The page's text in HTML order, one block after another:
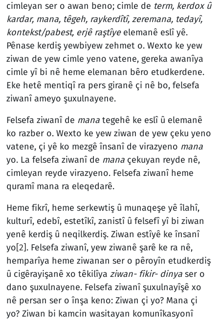
cimleyan ser o awan beno; cimle de term, kerdox û
kardar, mana, têgeh, raykerdîtî, zeremana, tedayî,
kontekst/pabest, erjê raştîye elemanê eslî yê.
Pênase kerdiş yewbiyew zehmet o. Wexto ke yew
ziwan de yew cimle yeno vatene, gereka awanîya
cimle yî bi nê heme elemanan bêro etudkerdene.
Eke hetê mentiqî ra pers giranê çi nê bo, felsefa
ziwanî ameyo şuxulnayene.
Felsefa ziwanî de manategehê ke eslî û elemanê
ko razber o. Wexto ke yew ziwan de yew çeku yeno
vatene, çi yê ko mezgê însanî de virazyeno mana
yo. La felsefa ziwanî de mana çekuyan reyde nê,
cimleyan reyde virazyeno. Felsefa ziwanî heme
quramî mana ra eleqedarê.
Heme fikrî, heme serkewtiş û munaqeşe yê îlahî,
kulturî, edebî, estetîkî, zanistî û felsefî yî bi ziwan
yenê kerdiş û neqilkerdiş. Ziwan estîyê ke însanî
yo[2]. Felsefa ziwanî, yew ziwanê şarê ke ra nê,
hemparîya heme ziwanan ser o pêroyîn etudkerdiş
û cigêrayişanê xo têkilîya ziwan- fikir- dinyaser o
dano şuxulnayene. Felsefa ziwanî şuxulnayîşê xo
nê persan ser o înşa keno: Ziwan çi yo? Mana çi
yo? Ziwan bi kamcin wasitayan komunîkasyonî